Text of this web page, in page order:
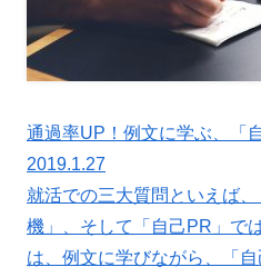
通過率UP！例文に学ぶ、「
2019.1.27
就活での三大質問といえば
機」、そして「自己PR」で
は、例文に学びながら、「